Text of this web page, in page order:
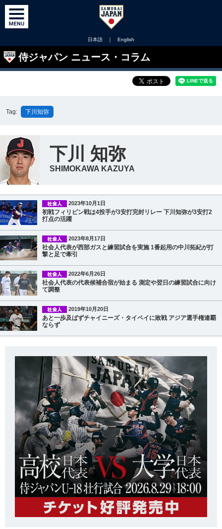
日本語 ｜ English
侍ジャパン ニュース・コラム
Tag: 下川知弥
下川 知弥
SHIMOKAWA KAZUYA
2023年10月1日
初戦フィリピン戦は4投手が3安打完封リレー 下川知弥が3安打2
打点の活躍
2023年8月17日
社会人代表が西部ガスと練習試合を実施 1番起用の中川拓紀が打
撃と足で牽引
2022年6月26日
社会人代表の代表候補合宿が始まる 測定や翌日の練習試合に向け
て調整
2019年10月20日
あと一歩及ばずチャイニーズ・タイペイに敗戦 アジア選手権連覇
ならず